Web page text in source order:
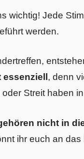
wichtig! Jede
werden.
, denn
Streit haben
nicht in
ihr euch an das